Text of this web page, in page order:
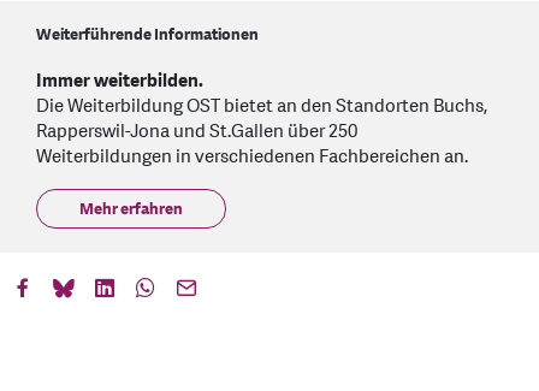
Weiterführende Informationen
Immer weiterbilden.
Die Weiterbildung OST bietet an den Standorten Buchs,
Rapperswil-Jona und St.Gallen über 250
Weiterbildungen in verschiedenen Fachbereichen an.
Mehr erfahren